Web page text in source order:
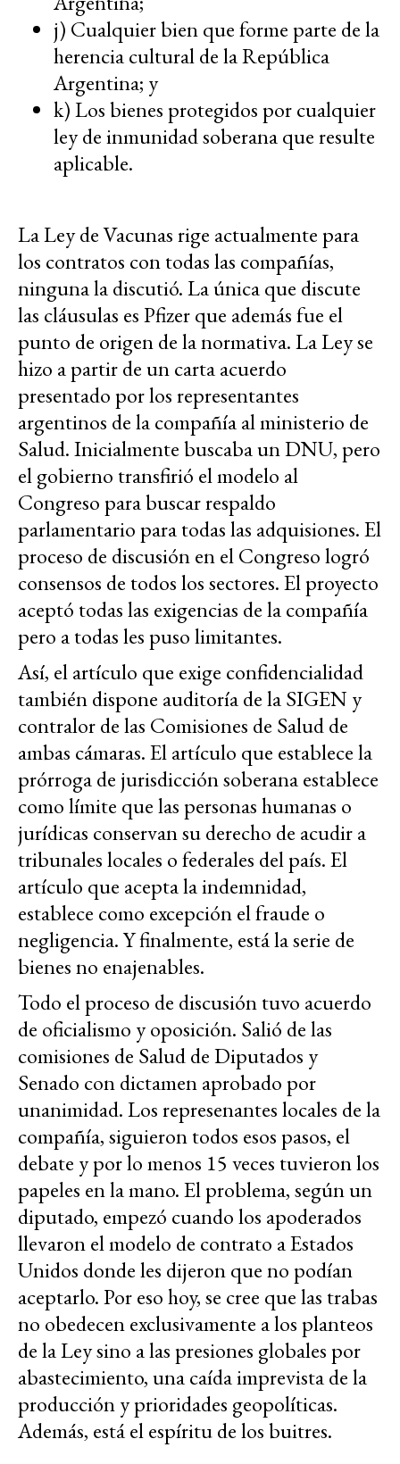
j) Cualquier bien que forme parte de la
herencia cultural de la República
Argentina; y
k) Los bienes protegidos por cualquier
ley de inmunidad soberana que resulte
aplicable.
La Ley de Vacunas rige actualmente para
los contratos con todas las compañías,
ninguna la discutió. La única que discute
las cláusulas es Pfizer que además fue el
punto de origen de la normativa. La Ley se
hizo a partir de un carta acuerdo
presentado por los representantes
argentinos de la compañía al ministerio de
Salud. Inicialmente buscaba un DNU, pero
el gobierno transfirió el modelo al
Congreso para buscar respaldo
parlamentario para todas las adquisiones. El
proceso de discusión en el Congreso logró
consensos de todos los sectores. El proyecto
aceptó todas las exigencias de la compañía
pero a todas les puso limitantes.
Así, el artículo que exige confidencialidad
también dispone auditoría de la SIGEN y
contralor de las Comisiones de Salud de
ambas cámaras. El artículo que establece la
prórroga de jurisdicción soberana establece
como límite que las personas humanas o
jurídicas conservan su derecho de acudir a
tribunales locales o federales del país. El
artículo que acepta la indemnidad,
establece como excepción el fraude o
negligencia. Y finalmente, está la serie de
bienes no enajenables.
Todo el proceso de discusión tuvo acuerdo
de oficialismo y oposición. Salió de las
comisiones de Salud de Diputados y
Senado con dictamen aprobado por
unanimidad. Los represenantes locales de la
compañía, siguieron todos esos pasos, el
debate y por lo menos 15 veces tuvieron los
papeles en la mano. El problema, según un
diputado, empezó cuando los apoderados
llevaron el modelo de contrato a Estados
Unidos donde les dijeron que no podían
aceptarlo. Por eso hoy, se cree que las trabas
no obedecen exclusivamente a los planteos
de la Ley sino a las presiones globales por
abastecimiento, una caída imprevista de la
producción y prioridades geopolíticas.
Además, está el espíritu de los buitres.